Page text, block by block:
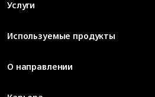
Услуги
Используемые продукты
О направлении